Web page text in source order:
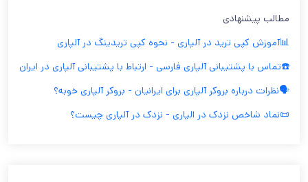
مطالب پیشنهادی
📊آموزش کپی ترید در آلپاری - نحوه کپی تریدینگ در آلپاری
☎️تماس با پشتیبانی آلپاری فارسی - ارتباط با پشتیبانی آلپاری در ایران
🗣️نظرات درباره بروکر آلپاری برای ایرانیان - بروکر آلپاری خوبه؟
📜نماد شاخص نزدک در الپاری - نزدک در آلپاری چیست؟